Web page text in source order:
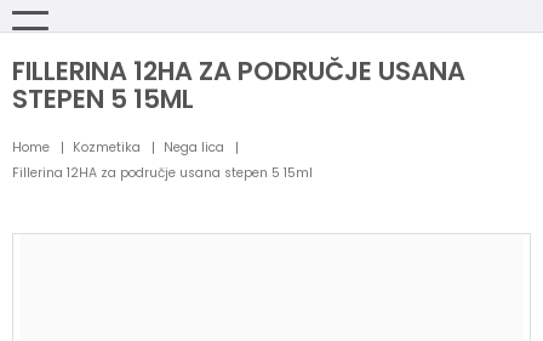
FILLERINA 12HA ZA PODRUČJE USANA
STEPEN 5 15ML
Home Kozmetika
Nega lica
Fillerina 12HA za područje usana stepen 5 15ml